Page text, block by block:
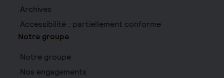
Archives
Accessibilité : partiellement conforme
Notre groupe
Notre groupe
Nos engagements